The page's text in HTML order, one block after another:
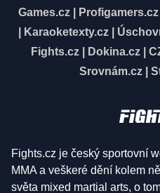
Games.cz
Profigamers.cz
Karaoketexty.cz|
Fights.cz
Dokina.cz
Srovnám.cz
Fights.cz je český sportovní
MMA a veškeré dění kolem
světa mixed martial arts, o